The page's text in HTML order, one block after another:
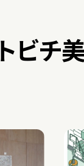
トビチ